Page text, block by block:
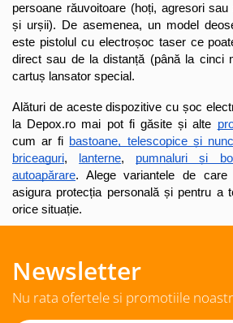
persoane răuvoitoare (hoți, agresori
și urșii). De asemenea, un model
este pistolul cu electroșoc taser ce
direct sau de la distanță (până la cinci
cartuș lansator special.
Alături de aceste dispozitive cu șoc
la Depox.ro mai pot fi găsite și alte
cum ar fi bastoane, telescopice și
briceaguri, lanterne, pumnaluri și
autoapărare. Alege variantele de
asigura protecția personală și pentru a
orice situație.
Newsletter
Nu rata ofertele si promotiile